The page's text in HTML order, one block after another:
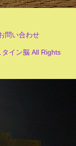
問い合わせ
イン脳 All Rights